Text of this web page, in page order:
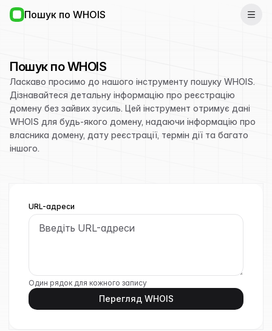
Пошук по WHOIS
Пошук по WHOIS
Ласкаво просимо до нашого інструменту пошуку WHOIS.
Дізнавайтеся детальну інформацію про реєстрацію
домену без зайвих зусиль. Цей інструмент отримує дані
WHOIS для будь-якого домену, надаючи інформацію про
власника домену, дату реєстрації, термін дії та багато
іншого.
URL-адреси
Один рядок для кожного запису
Перегляд WHOIS